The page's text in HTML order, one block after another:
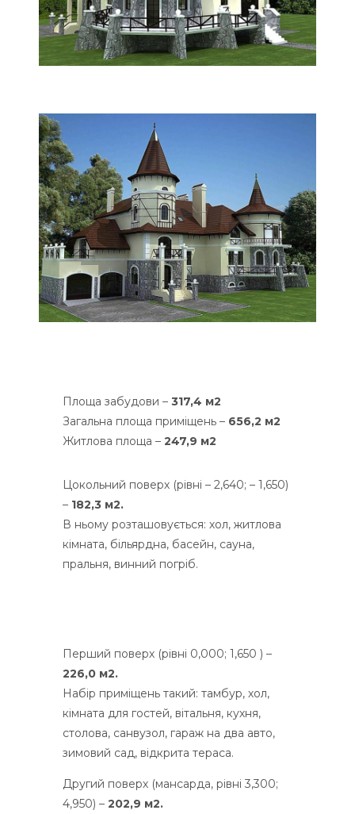
Площа забудови – 317,4 м2
Загальна площа приміщень – 656,2 м2
Житлова площа – 247,9 м2
Цокольний поверх (рівні – 2,640; – 1,650)
– 182,3 м2.
В ньому розташовується: хол, житлова
кімната, більярдна, басейн, сауна,
пральня, винний погріб.
Перший поверх (рівні 0,000; 1,650 ) –
226,0 м2.
Набір приміщень такий: тамбур, хол,
кімната для гостей, вітальня, кухня,
столова, санвузол, гараж на два авто,
зимовий сад, відкрита тераса.
Другий поверх (мансарда, рівні 3,300;
4,950) – 202,9 м2.